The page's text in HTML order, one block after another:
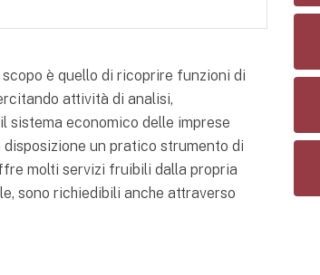
è quello di ricoprire funzioni di
attività di analisi,
sistema economico delle imprese
un pratico strumento di
molti servizi fruibili dalla propria
sono richiedibili anche attraverso